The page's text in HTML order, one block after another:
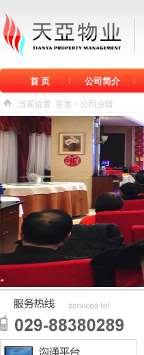
首 页 公司简介
当前位置: 首页 > 公司业绩